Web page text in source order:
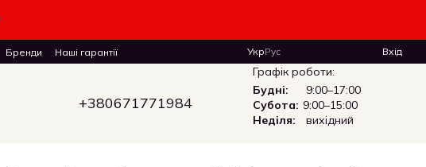
Бренди
Наші гарантії
УкрРус Вхід
+380671771984
Графік роботи:
Будні:
9:00–17:00
Субота: 9:00–15:00
Неділя:
вихідний